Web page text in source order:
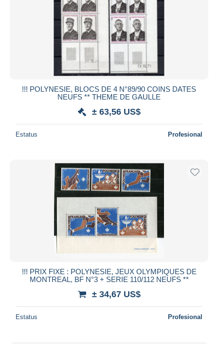
!!! POLYNESIE, BLOCS DE 4 N°89/90 COINS DATES
NEUFS ** THEME DE GAULLE
± 63,56 US$
Estatus Profesional
!!! PRIX FIXE : POLYNESIE, JEUX OLYMPIQUES DE
MONTREAL, BF N°3 + SERIE 110/112 NEUFS **
± 34,67 US$
Estatus Profesional